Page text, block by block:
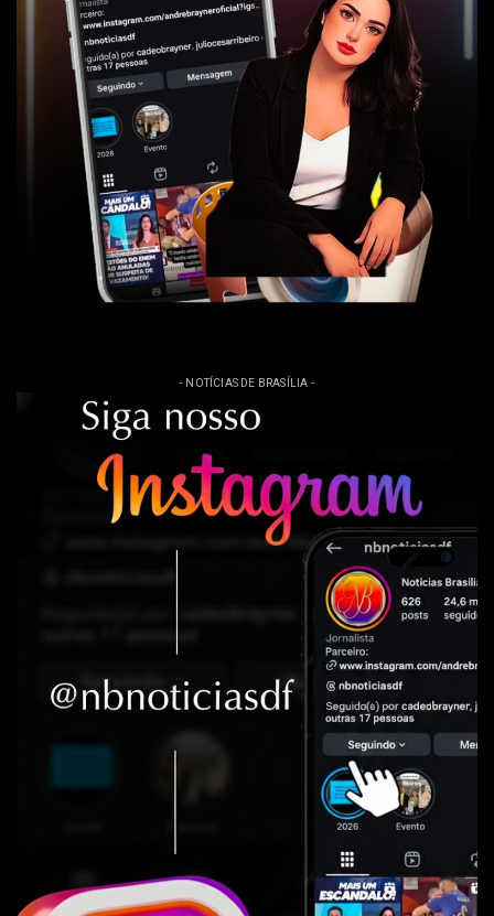
- NOTÍCIAS DE BRASÍLIA -